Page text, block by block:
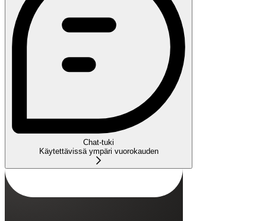
Chat-tuki
Käytettävissä ympäri vuorokauden